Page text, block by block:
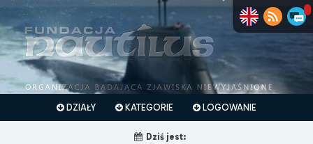
DZIAŁY KATEGORIE LOGOWANIE
Dziś jest: